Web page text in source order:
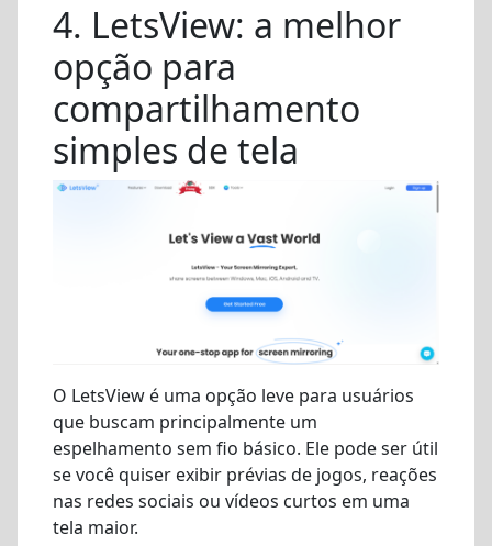
4. LetsView: a melhor
opção para
compartilhamento
simples de tela
O LetsView é uma opção leve para usuários
que buscam principalmente um
espelhamento sem fio básico. Ele pode ser útil
se você quiser exibir prévias de jogos, reações
nas redes sociais ou vídeos curtos em uma
tela maior.